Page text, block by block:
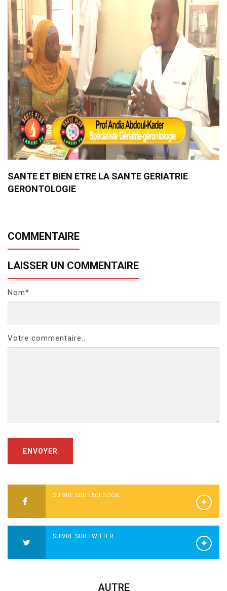
SANTE ET BIEN ETRE LA SANTE GERIATRIE
GERONTOLOGIE
COMMENTAIRE
LAISSER UN COMMENTAIRE
Nom*
Votre commentaire..
ENVOYER
SUIVRE SUR FACEBOOK
SUIVRE SUR TWITTER
AUTRE